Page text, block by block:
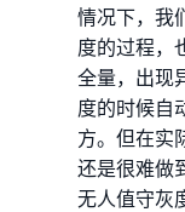
情况下，我
度的过程，
全量，出现
度的时候自
方。但在实
还是很难做
无人值守灰